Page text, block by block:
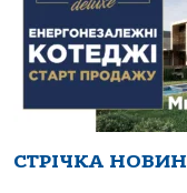
СТРІЧКА НОВИН